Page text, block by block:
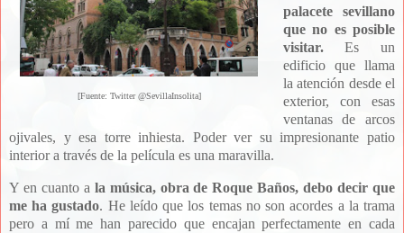
[Fuente: Twitter @SevillaInsolita]
palacete sevillano
que no es posible
visitar.Es un
edificio que llama
la atención desde el
exterior, con esas
ventanas de arcos
ojivales, y esa torre inhiesta. Poder ver su impresionante patio
interior a través de la película es una maravilla.
Y en cuanto a la música, obra de Roque Baños, debo decir que
me ha gustado. He leído que los temas no son acordes a la trama
pero a mí me han parecido que encajan perfectamente en cada